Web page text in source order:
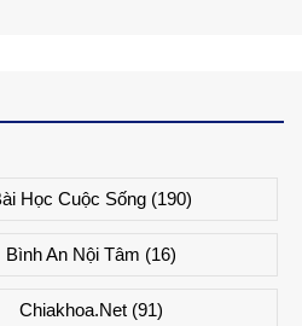
Học Cuộc Sống(190)
Bình An Nội Tâm (16)
Chiakhoa.net(91)